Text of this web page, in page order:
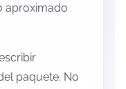
aproximado
paquete. No